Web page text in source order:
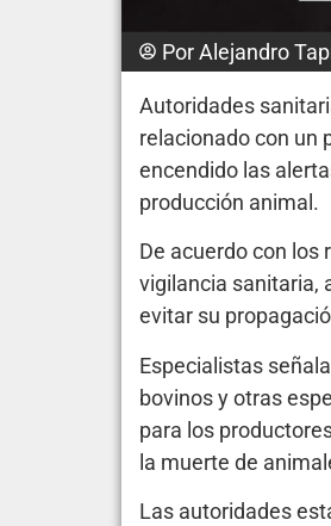
PorAlejandro
Autoridades
relacionado con un
encendido las
producción animal.
De acuerdo con
vigilancia sanitaria,
evitar su
Especialistas
bovinos y otras
para los
la muerte de
Las autoridades